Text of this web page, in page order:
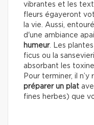
vibrantes et les
fleurs égayeront
la vie. Aussi,
d'une ambiance
humeur. Les
ficus ou la
absorbant les
Pour terminer, il
préparer un plat
fines herbes) que